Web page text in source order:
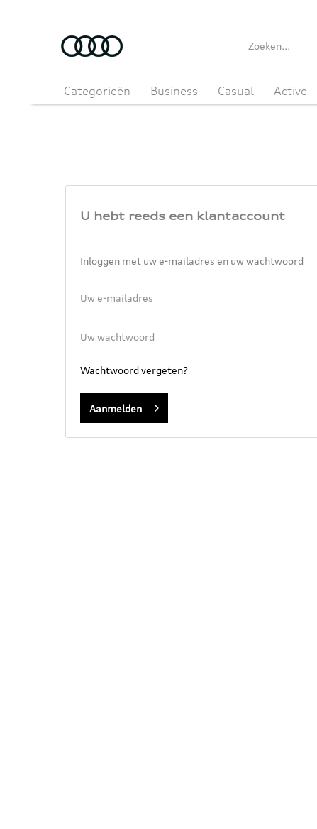
Categorieën Business Casual Active
U hebt reeds een klantaccount
Inloggen met uw e-mailadres en uw wachtwoord
Wachtwoord vergeten?
Aanmelden